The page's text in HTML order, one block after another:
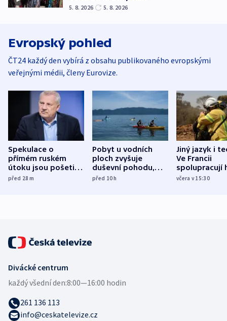
5. 8. 2026 5. 8. 2026
Evropský pohled
ČT24 každý den vybírá z obsahu publikovaného evropskými
veřejnými médii, členy Eurovize.
Spekulace o
přímém ruském
útoku jsou pošetilé,
míní estonský
před 28m
Pobyt u vodních
ploch zvyšuje
duševní pohodu,
ukázala
před 10h
Jiný jazyk i
Ve Francii
spolupracují
různých zemí
včera v 15:30
Divácké centrum
každý všední den:8:00—16:00 hodin
261 136 113
info@ceskatelevize.cz